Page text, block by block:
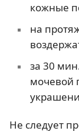
кожные
на
за 30
мочевой
Не следует